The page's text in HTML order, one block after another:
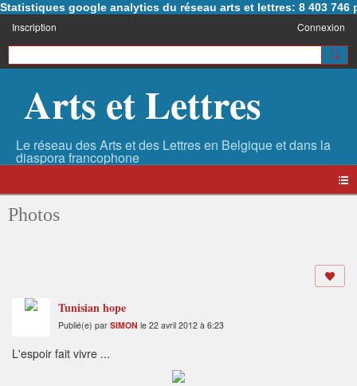
Statistiques google analytics du réseau arts et lettres: 8 403 746
Inscription Connexion
Arts et Lettres
Photos
Tunisian hope
Publié(e) par SIMON le 22 avril 2012 à 6:23
L'espoir fait vivre ...